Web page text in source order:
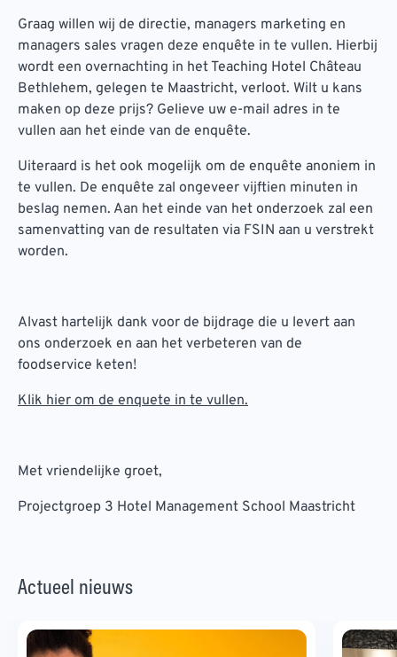
Graag willen wij de directie, managers marketing en
managers sales vragen deze enquête in te vullen. Hierbij
wordt een overnachting in het Teaching Hotel Château
Bethlehem, gelegen te Maastricht, verloot. Wilt u kans
maken op deze prijs? Gelieve uw e-mail adres in te
vullen aan het einde van de enquête.
Uiteraard is het ook mogelijk om de enquête anoniem in
te vullen. De enquête zal ongeveer vijftien minuten in
beslag nemen. Aan het einde van het onderzoek zal een
samenvatting van de resultaten via FSIN aan u verstrekt
worden.
Alvast hartelijk dank voor de bijdrage die u levert aan
ons onderzoek en aan het verbeteren van de
foodservice keten!
Klik hier om de enquete in te vullen.
Met vriendelijke groet,
Projectgroep 3 Hotel Management School Maastricht
Actueel nieuws